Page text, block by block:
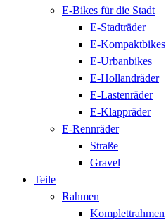
E-Bikes für die Stadt
E-Stadträder
E-Kompaktbikes
E-Urbanbikes
E-Hollandräder
E-Lastenräder
E-Klappräder
E-Rennräder
Straße
Gravel
Teile
Rahmen
Komplettrahmen